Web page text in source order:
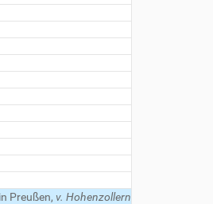
Preußen, v. Hohenzollern